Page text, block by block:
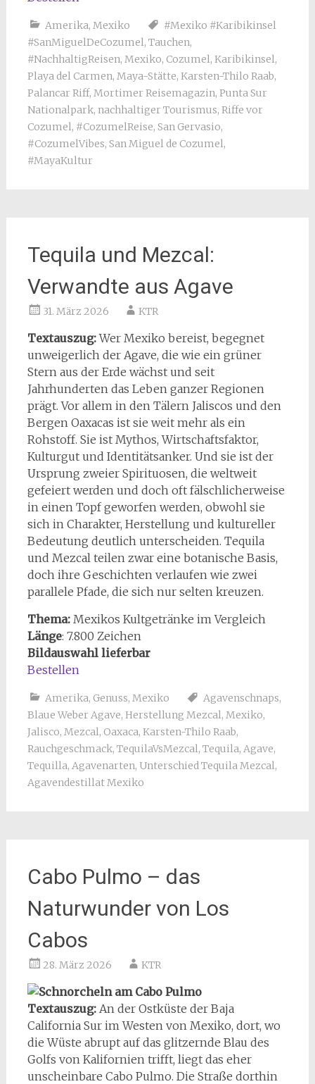
Amerika, Mexiko
#Mexiko #Karibikinsel
#SanMiguelDeCozumel, Tauchen,
#NachhaltigReisen, Mexiko, Cozumel, Karibikinsel,
Playa del Carmen, Maya-Stätte, Karsten-Thilo Raab,
Palancar Riff, Mortimer Reisemagazin, Punta Sur
Nationalpark, nachhaltiger Tourismus, Riffe vor
Cozumel, #CozumelReise, San Gervasio,
#CozumelVibes, San Miguel de Cozumel,
#MayaKultur
Tequila und Mezcal:
Verwandte aus Agave
31. März 2026 KTR
Textauszug:Wer Mexiko bereist, begegnet
unweigerlich der Agave, die wie ein grüner
Stern aus der Erde wächst und seit
Jahrhunderten das Leben ganzer Regionen
prägt. Vor allem in den Tälern Jaliscos und den
Bergen Oaxacas ist sie weit mehr als ein
Rohstoff. Sie ist Mythos, Wirtschaftsfaktor,
Kulturgut und Identitätsanker. Und sie ist der
Ursprung zweier Spirituosen, die weltweit
gefeiert werden und doch oft fälschlicherweise
in einen Topf geworfen werden, obwohl sie
sich in Charakter, Herstellung und kultureller
Bedeutung deutlich unterscheiden. Tequila
und Mezcal teilen zwar eine botanische Basis,
doch ihre Geschichten verlaufen wie zwei
parallele Pfade, die sich nur selten kreuzen.
Thema: Mexikos Kultgetränke im Vergleich
Länge: 7.800 Zeichen
Bildauswahl lieferbar
Bestellen
Amerika, Genuss, Mexiko Agavenschnaps,
Blaue Weber Agave, Herstellung Mezcal, Mexiko,
Jalisco, Mezcal, Oaxaca, Karsten-Thilo Raab,
Rauchgeschmack, TequilaVsMezcal, Tequila, Agave,
Tequilla, Agavenarten, Unterschied Tequila Mezcal,
Agavendestillat Mexiko
Cabo Pulmo – das
Naturwunder von Los
Cabos
28. März 2026 KTR
Textauszug: An der Ostküste der Baja
California Sur im Westen von Mexiko, dort, wo
die Wüste abrupt auf das glitzernde Blau des
Golfs von Kalifornien trifft, liegt das eher
unscheinbare Cabo Pulmo. Die Straße dorthin